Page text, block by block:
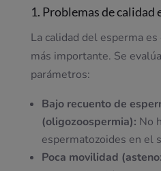
1. Problemas de calidad
La calidad del esperma
más importante. Se
parámetros:
Bajo recuento de
(oligozoospermia): No
espermatozoides en el
Poca movilidad